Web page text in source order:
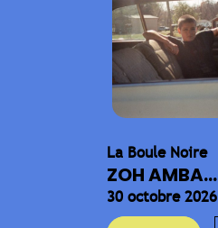
La Boule Noire
ZOH AMBA...
30 octobre 2026